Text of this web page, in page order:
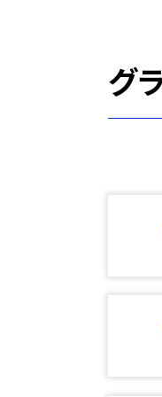
グ